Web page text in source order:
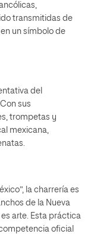
transmitidas de
un símbolo de
del
sus
trompetas y
mexicana,
la charrería es
de la Nueva
arte. Esta práctica
oficial